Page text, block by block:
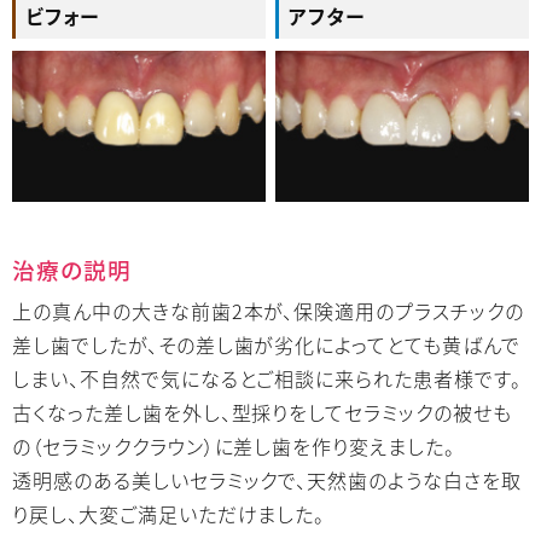
ビフォー アフター
治療の説明
上の真ん中の大きな前歯2本が、保険適用のプラスチックの
差し歯でしたが、その差し歯が劣化によってとても黄ばんで
しまい、不自然で気になるとご相談に来られた患者様です。
古くなった差し歯を外し、型採りをしてセラミックの被せも
の（セラミッククラウン）に差し歯を作り変えました。
透明感のある美しいセラミックで、天然歯のような白さを取
り戻し、大変ご満足いただけました。